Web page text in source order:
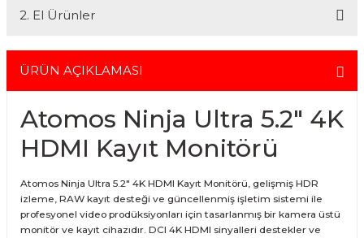
Detaylı bilgi ve seçenekler için lütfen
tercih edebilirsiniz. Bu hizmet sayesinde, İstanbul içindeki
arayabilirsiniz.
2. El Ürünler
2.el ürünlerimiz, 6 ay garanti süresiyle sunulmaktadır. Bu garanti,
ürünlerinizi aldığınız tarihten itibaren geçerlidir ve her türlü bakım ve
fazla bilgi alabilirsiniz. Güvenli alışveriş ve destek için her zaman
yanınızdayız.
ÜRÜN AÇIKLAMASI
Atomos Ninja Ultra 5.2" 4K
HDMI Kayıt Monitörü
Atomos Ninja Ultra 5.2" 4K HDMI Kayıt Monitörü, gelişmiş HDR
izleme, RAW kayıt desteği ve güncellenmiş işletim sistemi ile
profesyonel video prodüksiyonları için tasarlanmış bir kamera üstü
monitör ve kayıt cihazıdır. DCI 4K HDMI sinyalleri destekler ve